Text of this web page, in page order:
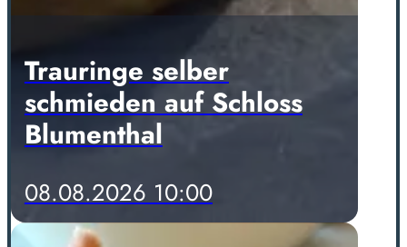
Trauringe selber
schmieden auf Schloss
Blumenthal
08.08.2026 10:00